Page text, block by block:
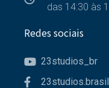
das 14:30 às
Redes sociais
23studios_br
23studios.brasil